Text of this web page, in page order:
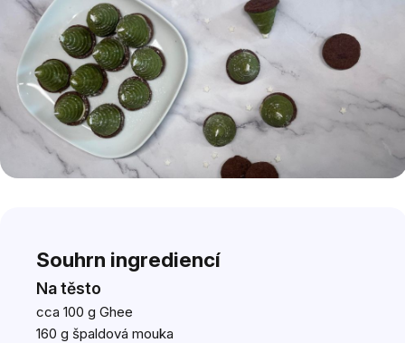
Souhrn ingrediencí
Na těsto
cca 100 g Ghee
160 g špaldová mouka